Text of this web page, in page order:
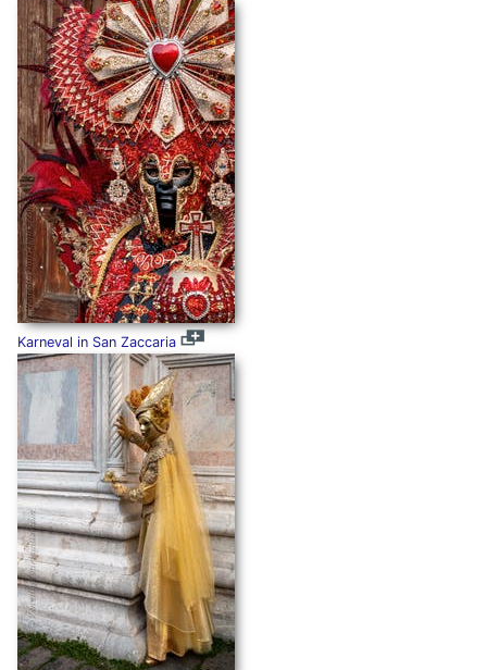
Karneval in San Zaccaria